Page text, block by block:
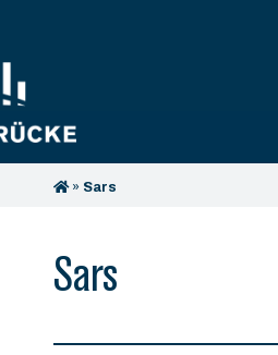
» Sars
Sars